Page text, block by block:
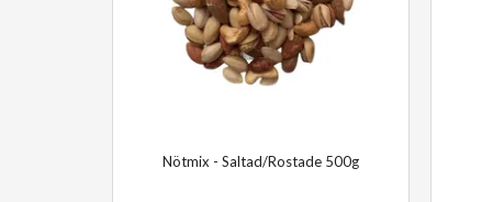
Nötmix - Saltad/Rostade 500g